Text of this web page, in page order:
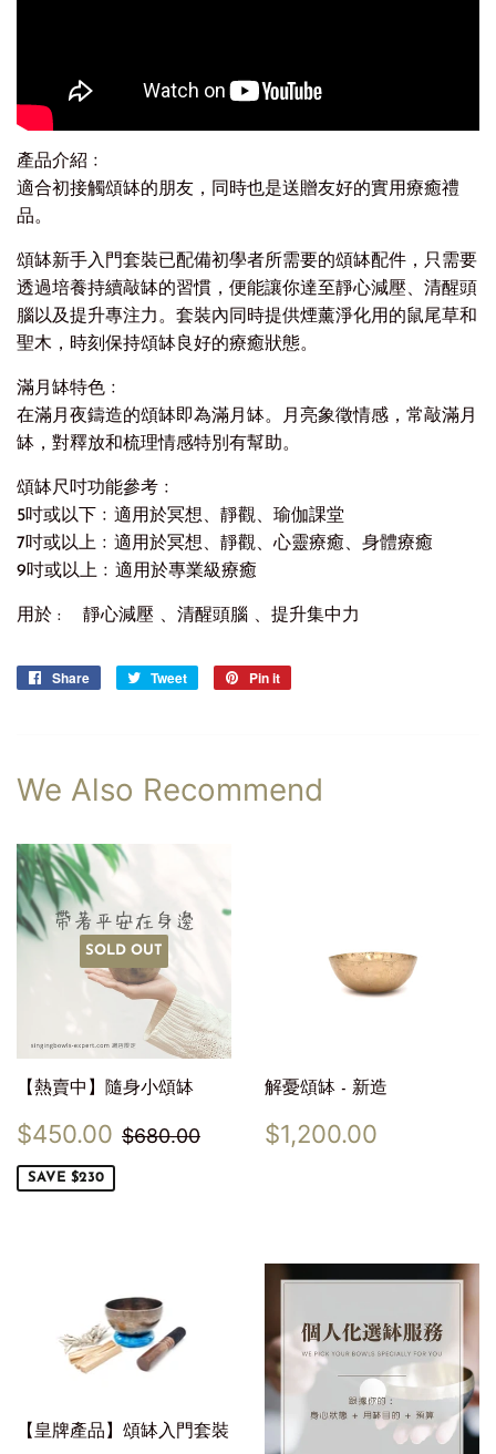
產品介紹﹕
適合初接觸頌缽的朋友，同時也是送贈友好的實用療癒禮
品。
頌缽新手入門套裝已配備初學者所需要的頌缽配件， 只需要
透過培養持續敲缽的習慣，便能讓你達至靜心減壓、 清醒頭
腦以及提升專注力。 套裝內同時提供煙薰淨化用的鼠尾草和
聖木， 時刻保持頌缽良好的療癒狀態。
滿月缽特色﹕
在滿月夜鑄造的頌缽即為滿月缽。月亮象徵情感，常敲滿月
缽， 對釋放和梳理情感特別有幫助。
頌缽尺吋功能參考﹕
5吋或以下﹕適用於冥想、靜觀、瑜伽課堂
7吋或以上﹕適用於冥想、靜觀、心靈療癒、身體療癒
9吋或以上﹕適用於專業級療癒
用於 : 靜心減壓 、清醒頭腦 、提升集中力
Share
Share
Tweet
Tweet
Pin it
We Also Recommend
SOLD OUT
【熱賣中】隨身小頌缽
Sale
price
$450.00 $450.00
Regular price
$680.00 $680.00
SAVE $230
解憂頌缽 - 新造
Regular
price
$1,200.00
【皇牌產品】頌缽入門套裝